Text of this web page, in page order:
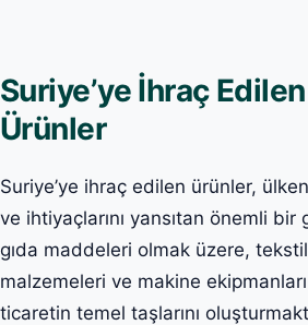
Suriye’ye İhraç
Ürünler
Suriye’ye ihraç edilen ürünler,
ve ihtiyaçlarını yansıtan önemli
gıda maddeleri olmak üzere,
malzemeleri ve makine
ticaretin temel taşlarını